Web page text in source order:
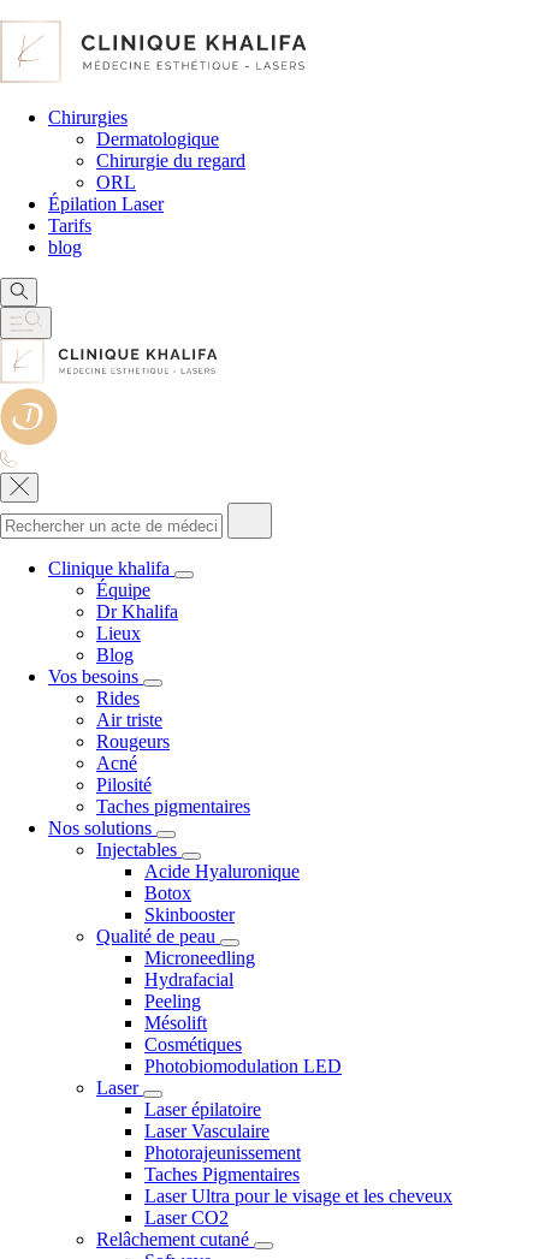
Chirurgies
Dermatologique
Chirurgie du regard
ORL
Épilation Laser
Tarifs
blog
Clinique khalifa
Équipe
Dr Khalifa
Lieux
Blog
Vos besoins
Rides
Air triste
Rougeurs
Acné
Pilosité
Taches pigmentaires
Nos solutions
Injectables
Acide Hyaluronique
Botox
Skinbooster
Qualité de peau
Microneedling
Hydrafacial
Peeling
Mésolift
Cosmétiques
Photobiomodulation LED
Laser
Laser épilatoire
Laser Vasculaire
Photorajeunissement
Taches Pigmentaires
Laser Ultra pour le visage et les cheveux
Laser CO2
Relâchement cutané